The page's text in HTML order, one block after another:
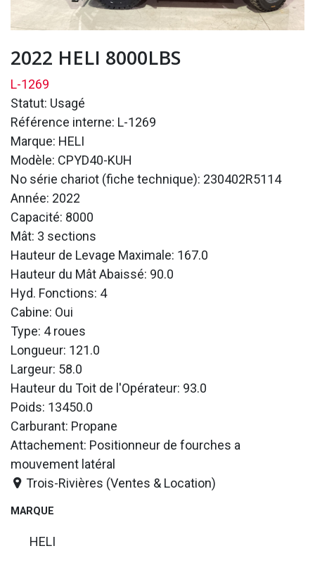
2022 HELI 8000LBS
L-1269
Statut: Usagé
Référence interne: L-1269
Marque: HELI
Modèle: CPYD40-KUH
No série chariot (fiche technique): 230402R5114
Année: 2022
Capacité: 8000
Mât: 3 sections
Hauteur de Levage Maximale: 167.0
Hauteur du Mât Abaissé: 90.0
Hyd. Fonctions: 4
Cabine: Oui
Type: 4 roues
Longueur: 121.0
Largeur: 58.0
Hauteur du Toit de l'Opérateur: 93.0
Poids: 13450.0
Carburant: Propane
Attachement: Positionneur de fourches a
mouvement latéral
Trois-Rivières (Ventes & Location)
MARQUE
HELI